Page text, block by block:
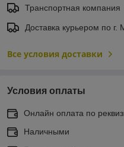
Транспортная компания
Доставка курьером по г.
Все условия доставки
Условия оплаты
Онлайн оплата по
Наличными